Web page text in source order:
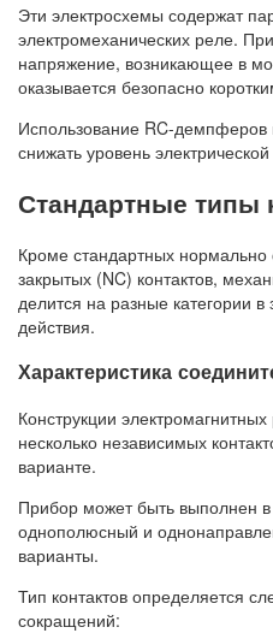
Эти электросхемы содержат
электромеханических реле.
напряжение, возникающее в
оказывается безопасно
Использование RC-
снижать уровень
Стандартные типы
Кроме стандартных
закрытых (NC) контактов,
делится на разные категории
действия.
Характеристика
Конструкции
несколько независимых
варианте.
Прибор может быть выполнен
однополюсный и
варианты.
Тип контактов определяется
сокращений: